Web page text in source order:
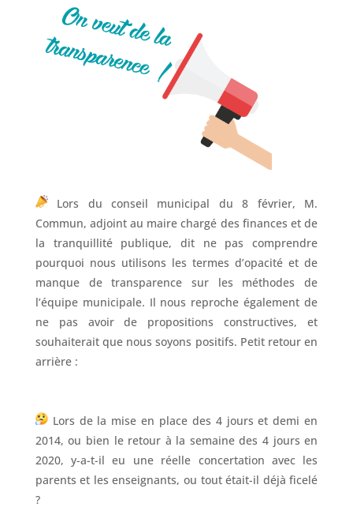
Lors du conseil municipal du 8 février, M.
Commun, adjoint au maire chargé des finances et de
la tranquillité publique, dit ne pas comprendre
pourquoi nous utilisons les termes d’opacité et de
manque de transparence sur les méthodes de
l’équipe municipale. Il nous reproche également de
ne pas avoir de propositions constructives, et
souhaiterait que nous soyons positifs. Petit retour en
arrière :
Lors de la mise en place des 4 jours et demi en
2014, ou bien le retour à la semaine des 4 jours en
2020, y-a-t-il eu une réelle concertation avec les
parents et les enseignants, ou tout était-il déjà ficelé
?